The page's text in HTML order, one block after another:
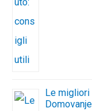
Le
Domovanje